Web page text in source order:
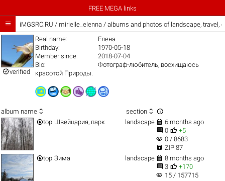
FREE MEGA links
 iMGSRC.RU / mirielle_elenna / albums and photos of landscape, travel,
verified
Real name:
Елена
Birthday:
1970-05-18
Member since:
2018-07-04
Bio:
Фотограф-любитель, восхищаюсь
красотой Природы.
album name  section  
top Швейцария, парк landscape  6 months ago
 0  +5
visibility 0 / 8683
 ZIP 87
top Зима landscape  8 months ago
 3  +170
visibility 15 / 157715